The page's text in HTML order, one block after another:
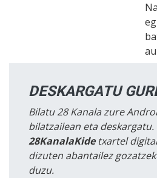
DESKARGATU
Bilatu 28 Kanala zure
bilatzailean eta
28KanalaKidetxartel
dizuten abantailez
duzu.